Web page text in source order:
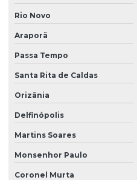
Rio Novo
Araporã
Passa Tempo
Santa Rita de Caldas
Orizânia
Delfinópolis
Martins Soares
Monsenhor Paulo
Coronel Murta